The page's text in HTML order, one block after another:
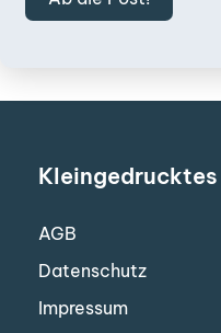
Kleingedrucktes
AGB
Datenschutz
Impressum